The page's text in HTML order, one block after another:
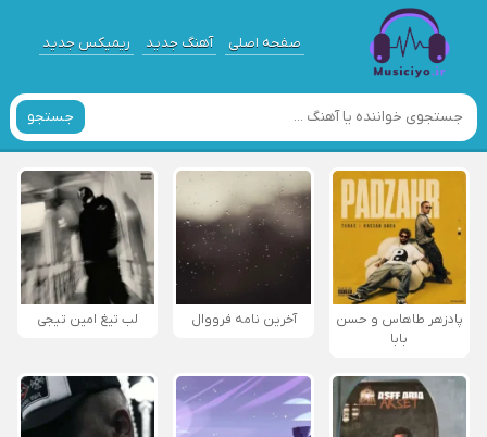
صفحه اصلی آهنگ جدید ریمیکس جدید
جستجو
پادزهر طاهاس و حسن
بابا
آخرین نامه فرووال لب تیغ امین تیجی